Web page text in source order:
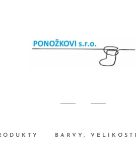
BARVY, VELIKOSTI